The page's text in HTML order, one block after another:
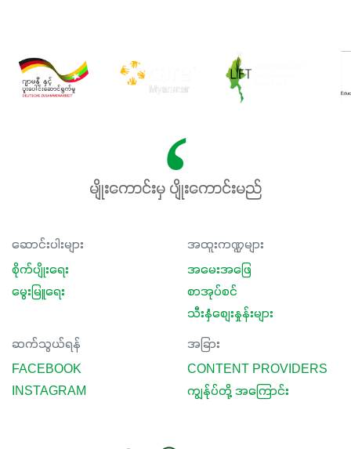
မျိုးကောင်းမှ ပျိုးကောင်းမည်
ဆောင်းပါးများ
စိုက်ပျိုးရေး
မွေးမြူရေး
အထူးကဏ္ဍများ
အမေးအဖြေ
စာအုပ်စင်
သီးနှံစျေးနှုန်းများ
ဆက်သွယ်ရန်
FACEBOOK
INSTAGRAM
အခြား
CONTENT PROVIDERS
ကျွန်ုပ်တို့ အကြောင်း